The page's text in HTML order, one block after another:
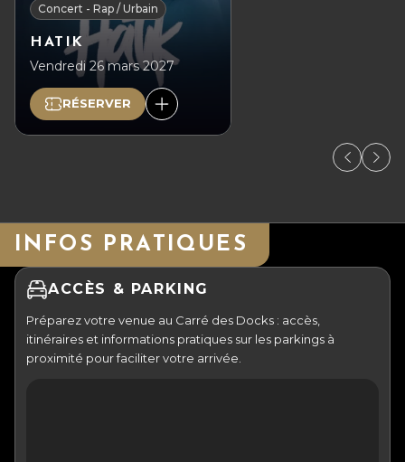
Concert - Rap / Urbain
HATIK
Vendredi 26 mars 2027
RÉSERVER
INFOS PRATIQUES
ACCÈS & PARKING
Préparez votre venue au Carré des Docks : accès,
itinéraires et informations pratiques sur les parkings à
proximité pour faciliter votre arrivée.